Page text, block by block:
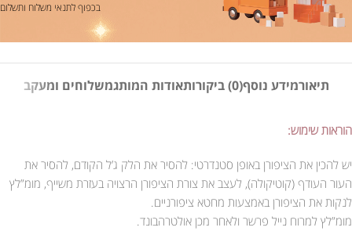
בכפוף לתנאי משלוח ותשלום
תיאורמידע נוסף(0) ביקורות אודות המותגמשלוחים ומעקב
הוראות שימוש:
יש להכין את הציפורן באופן סטנדרטי: להסיר את הלק ג’ל הקודם, להסיר את
העור העודף (קוטיקולה), לעצב את צורת הציפורן הרצויה בעזרת משייף, מומ”לץ
לנקות את הציפורן באמצעות מחטא ציפורניים.
מומ”לץ למרוח נייל פרשר ולאחר מכן אולטרהבונד.